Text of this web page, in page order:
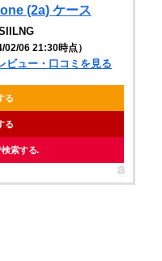
(2a) ケース
02/06 21:30時点）
ビュー・口コミを見る
る
る
索する